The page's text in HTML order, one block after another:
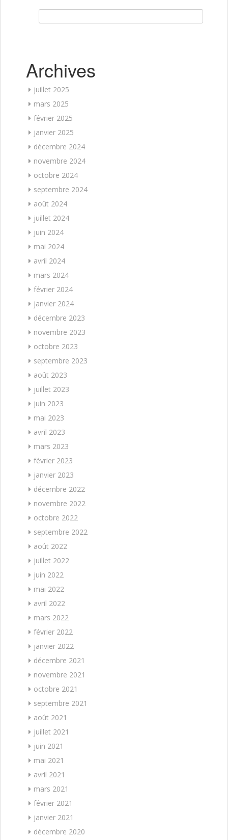
Archives
juillet 2025
mars 2025
février 2025
janvier 2025
décembre 2024
novembre 2024
octobre 2024
septembre 2024
août 2024
juillet 2024
juin 2024
mai 2024
avril 2024
mars 2024
février 2024
janvier 2024
décembre 2023
novembre 2023
octobre 2023
septembre 2023
août 2023
juillet 2023
juin 2023
mai 2023
avril 2023
mars 2023
février 2023
janvier 2023
décembre 2022
novembre 2022
octobre 2022
septembre 2022
août 2022
juillet 2022
juin 2022
mai 2022
avril 2022
mars 2022
février 2022
janvier 2022
décembre 2021
novembre 2021
octobre 2021
septembre 2021
août 2021
juillet 2021
juin 2021
mai 2021
avril 2021
mars 2021
février 2021
janvier 2021
décembre 2020